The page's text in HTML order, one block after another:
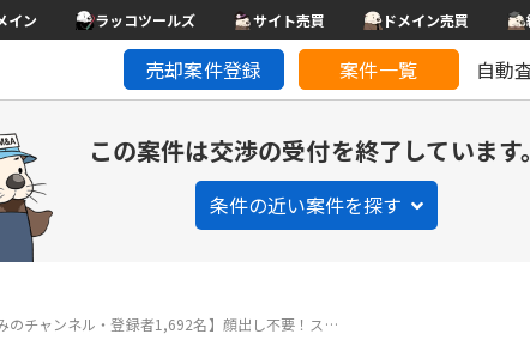
イン ラッコツールズ サイト売買 ドメイン売買
売却案件登録 案件一覧 自動
この案件は交渉の受付を終了しています。
条件の近い案件を探す
のチャンネル・登録者1,692名】顔出し不要！ス…